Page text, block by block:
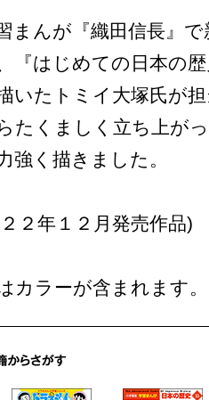
まんが『織田信長』
『はじめての日本の
いたトミイ大塚氏が
たくましく立ち上が
強く描きました。
２年１２月発売作品)
カラーが含まれます。